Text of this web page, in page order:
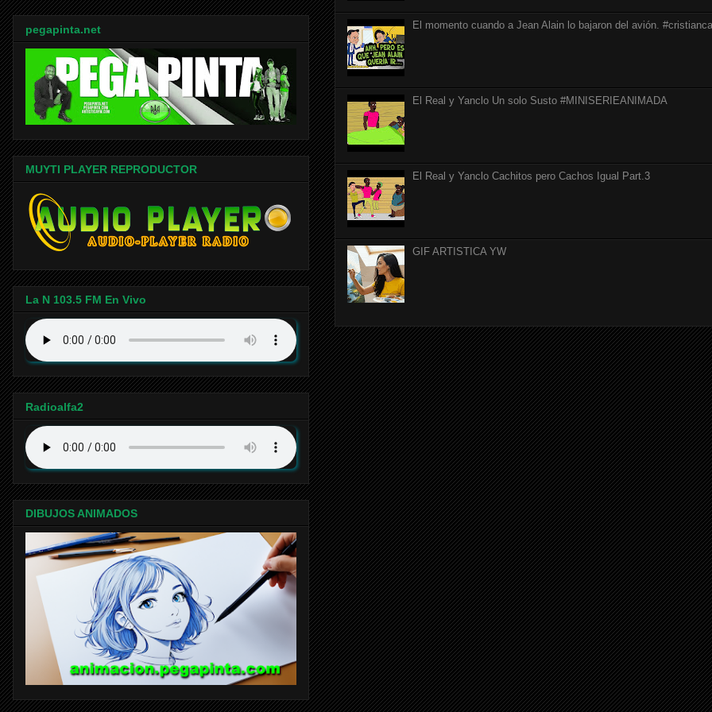
El momento cuando a Jean Alain lo bajaron del avión.
El Real y Yanclo Un solo Susto #MINISERIEANIMADA
El Real y Yanclo Cachitos pero Cachos Igual Part.3
GIF ARTISTICA YW
pegapinta.net
MUYTI PLAYER REPRODUCTOR
La N 103.5 FM En Vivo
Radioalfa2
DIBUJOS ANIMADOS